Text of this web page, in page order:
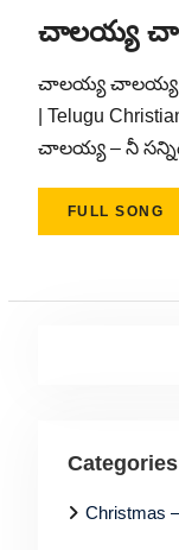
చాలయ్య
చాలయ్య చాలయ్య –
| Telugu
చాలయ్య – నీ
FULL SONG
Categories
Christmas